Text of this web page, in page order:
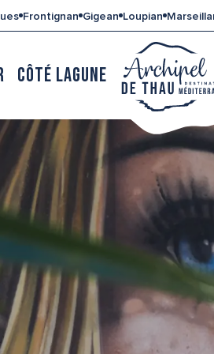
Frontignan Gigean Loupian
CÔTÉ LAGUNE